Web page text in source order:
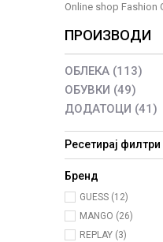
Online shop Fashion
ПРОИЗВОДИ
ОБЛЕКА (113)
ОБУВКИ (49)
ДОДАТОЦИ (41)
Ресетирај филтри
Бренд
GUESS (12)
MANGO (26)
REPLAY (3)